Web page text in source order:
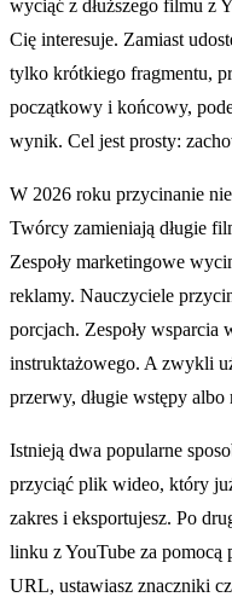
wyciąć z dłuższego filmu z
Cię interesuje. Zamiast
tylko krótkiego fragmentu,
początkowy i końcowy,
wynik. Cel jest prosty:
W 2026 roku przycinanie
Twórcy zamieniają długie
Zespoły marketingowe
reklamy. Nauczyciele
porcjach. Zespoły
instruktażowego. A zwykli
przerwy, długie wstępy
Istnieją dwa popularne
przyciąć plik wideo, który
zakres i eksportujesz. Po
linku z YouTube za
URL, ustawiasz znaczniki